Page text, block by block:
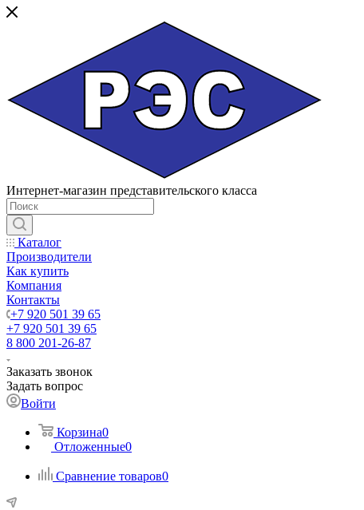
Интернет-магазин представительского класса
Каталог
Производители
Как купить
Компания
Контакты
+7 920 501 39 65
+7 920 501 39 65
8 800 201-26-87
Заказать звонок
Задать вопрос
Войти
Корзина0
Отложенные0
Сравнение товаров0